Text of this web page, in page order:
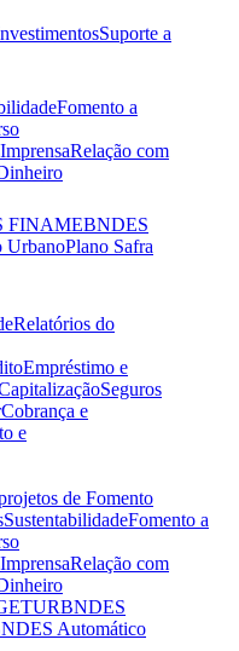
Suporte a
Fomento a
ImprensaRelação com
FINAMEBNDES
UrbanoPlano Safra
Relatórios do
Empréstimo e
Seguros
Cobrança e
e
de Fomento
SustentabilidadeFomento a
ImprensaRelação com
BNDES
Automático